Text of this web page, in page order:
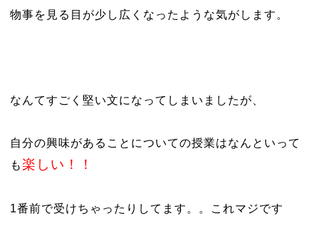
物事を見る目が少し広くなったような気がします。
なんてすごく堅い文になってしまいましたが、
自分の興味があることについての授業はなんといって
も楽しい！！
1番前で受けちゃったりしてます。。これマジです